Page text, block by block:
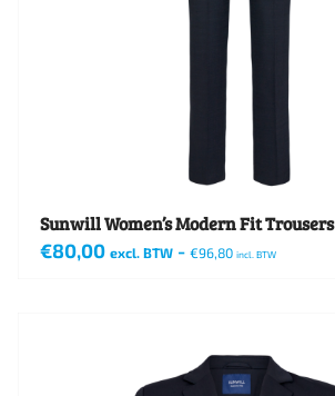
Sunwill Women’s Modern Fit Trousers
€80,00 excl. BTW - €96,80 incl. BTW